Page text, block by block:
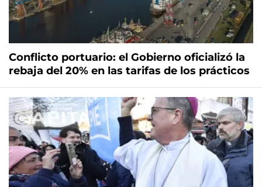
Conflicto portuario: el Gobierno oficializó la
rebaja del 20% en las tarifas de los prácticos